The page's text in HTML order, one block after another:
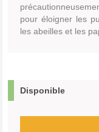
pour éloigner les
les abeilles et les
Disponible